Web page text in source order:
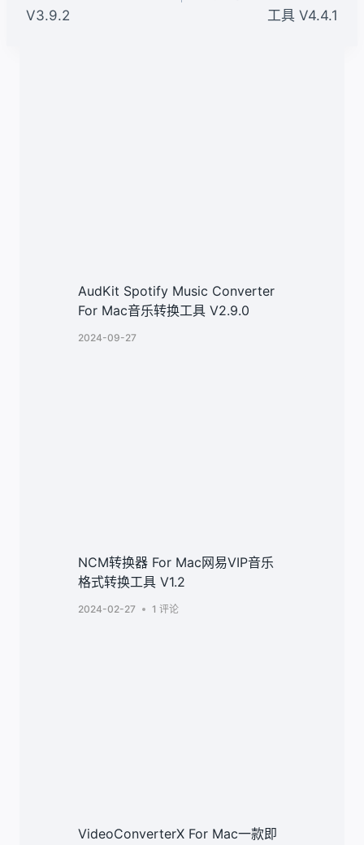
航
V3.9.2
工具 V4.4.1
AudKit Spotify Music Converter
For Mac音乐转换工具 V2.9.0
2024-09-27
NCM转换器 For Mac网易VIP音乐
格式转换工具 V1.2
2024-02-27 1 评论
VideoConverterX For Mac一款即